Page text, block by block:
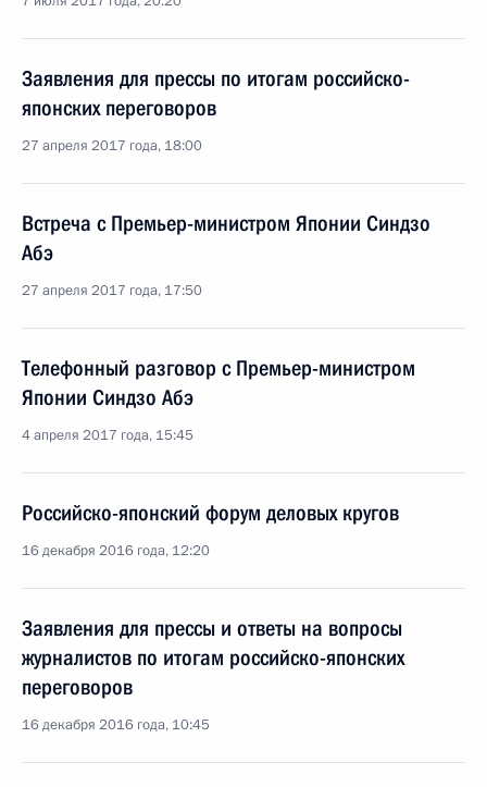
Заявления для прессы по итогам российско-
японских переговоров
27 апреля 2017 года, 18:00
Встреча с Премьер-министром Японии Синдзо
Абэ
27 апреля 2017 года, 17:50
Телефонный разговор с Премьер-министром
Японии Синдзо Абэ
4 апреля 2017 года, 15:45
Российско-японский форум деловых кругов
16 декабря 2016 года, 12:20
Заявления для прессы и ответы на вопросы
журналистов по итогам российско-японских
переговоров
16 декабря 2016 года, 10:45